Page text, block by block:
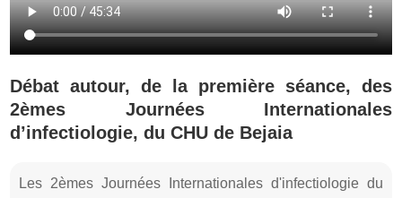
Débat autour, de la première séance, des
2èmes Journées Internationales
d’infectiologie, du CHU de Bejaia
Les 2èmes Journées Internationales d'infectiologie du